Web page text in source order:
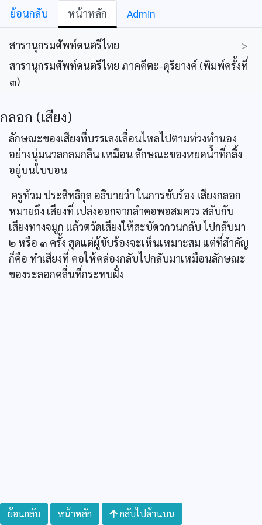
ย้อนกลับ หน้าหลัก Admin
สารานุกรมศัพท์ดนตรีไทย
>
สารานุกรมศัพท์ดนตรีไทย ภาคคีตะ-ดุริยางค์ (พิมพ์ครั้งที่
๓)
กลอก (เสียง)
ลักษณะของเสียงที่บรรเลงเลื่อนไหลไปตามท่วงทำนอง
อย่างนุ่มนวลกลมกลืน เหมือน ลักษณะของหยดน้ำที่กลิ้ง
อยู่บนใบบอน
ครูท้วม ประสิทธิกุล อธิบายว่า ในการขับร้อง เสียงกลอก
หมายถึง เสียงที่ เปล่งออกจากลำคอพอสมควร สลับกับ
เสียงทางจมูก แล้วตวัดเสียงให้สะบัดวกวนกลับ ไปกลับมา
๒ หรือ ๓ ครั้ง สุดแต่ผู้ขับร้องจะเห็นเหมาะสม แต่ที่สำคัญ
ก็คือ ทำเสียงที่ คอให้คล่องกลับไปกลับมาเหมือนลักษณะ
ของระลอกคลื่นที่กระทบฝั่ง
ย้อนกลับ หน้าหลัก กลับไปด้านบน